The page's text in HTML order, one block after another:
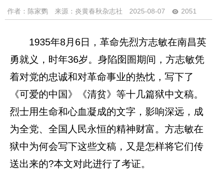
作者： 陈家鹦 来源：炎黄春秋杂志社 2025-08-07 2051
1935年8月6日，革命先烈方志敏在南昌英
勇就义，时年36岁。身陷囹圄期间，方志敏凭
着对党的忠诚和对革命事业的热忱，写下了
《可爱的中国》《清贫》等十几篇狱中文稿。
烈士用生命和心血凝成的文字，影响深远，成
为全党、全国人民永恒的精神财富。方志敏在
狱中为何会写下这些文稿，又是怎样将它们传
送出来的?本文对此进行了考证。